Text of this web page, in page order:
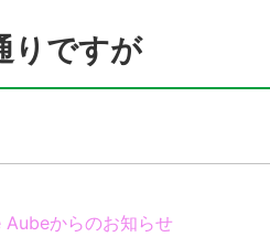
りですが
Aubeからのお知らせ